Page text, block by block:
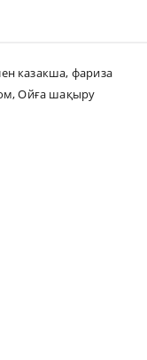
казакша, фариза
,Ойға шақыру